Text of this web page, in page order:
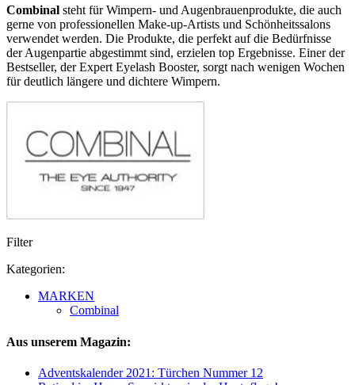
Combinal steht für Wimpern- und Augenbrauenprodukte, die auch
gerne von professionellen Make-up-Artists und Schönheitssalons
verwendet werden. Die Produkte, die perfekt auf die Bedürfnisse
der Augenpartie abgestimmt sind, erzielen top Ergebnisse. Einer der
Bestseller, der Expert Eyelash Booster, sorgt nach wenigen Wochen
für deutlich längere und dichtere Wimpern.
Filter
Kategorien:
MARKEN
Combinal
Aus unserem Magazin:
Adventskalender 2021: Türchen Nummer 12